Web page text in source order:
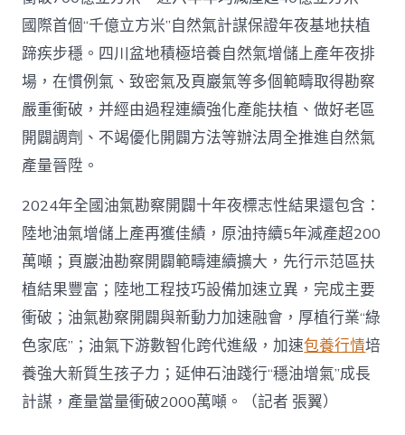
國際首個“千億立方米”自然氣計謀保證年夜基地扶植
蹄疾步穩。四川盆地積極培養自然氣增儲上產年夜排
場，在慣例氣、致密氣及頁巖氣等多個範疇取得勘察
嚴重衝破，并經由過程連續強化產能扶植、做好老區
開闢調劑、不竭優化開闢方法等辦法周全推進自然氣
產量晉陞。
2024年全國油氣勘察開闢十年夜標志性結果還包含：
陸地油氣增儲上產再獲佳績，原油持續5年減產超200
萬噸；頁巖油勘察開闢範疇連續擴大，先行示范區扶
植結果豐富；陸地工程技巧設備加速立異，完成主要
衝破；油氣勘察開闢與新動力加速融會，厚植行業“綠
色家底”；油氣下游數智化跨代進級，加速包養行情培
養強大新質生孩子力；延伸石油踐行“穩油增氣”成長
計謀，產量當量衝破2000萬噸。（記者 張翼）